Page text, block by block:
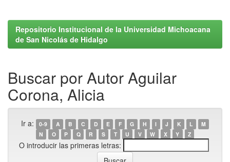
Repositorio Institucional de la Universidad Michoacana
de San Nicolás de Hidalgo
Buscar por Autor Aguilar
Corona, Alicia
Ir a: 0-9 A B C D E F G H I J K L
M
N
O P Q R S T U V W X Y Z
O introducir las primeras letras: